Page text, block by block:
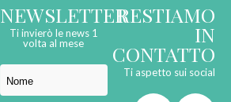
NEWSLETTER
Ti invierò le news 1
volta al mese
RESTIAMO
IN
CONTATTO
Ti aspetto sui social